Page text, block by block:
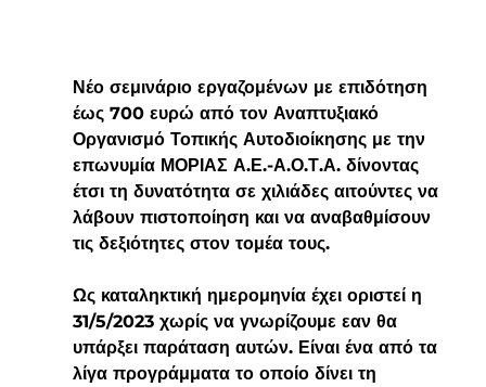
Νέο σεμινάριο εργαζομένων με επιδότηση
έως 700 ευρώ από τον Αναπτυξιακό
Οργανισμό Τοπικής Αυτοδιοίκησης με την
επωνυμία ΜΟΡΙΑΣ Α.Ε.-Α.Ο.Τ.Α. δίνοντας
έτσι τη δυνατότητα σε χιλιάδες αιτούντες να
λάβουν πιστοποίηση και να αναβαθμίσουν
τις δεξιότητες στον τομέα τους.
Ως καταληκτική ημερομηνία έχει οριστεί η
31/5/2023 χωρίς να γνωρίζουμε εαν θα
υπάρξει παράταση αυτών. Είναι ένα από τα
λίγα προγράμματα το οποίο δίνει τη